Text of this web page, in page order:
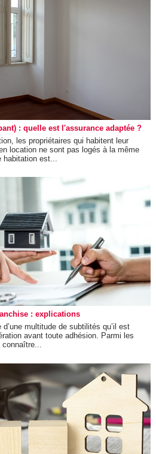
: quelle est l'assurance adaptée ?
les propriétaires qui habitent leur
location ne sont pas logés à la même
habitation est...
: explications
multitude de subtilités qu’il est
avant toute adhésion. Parmi les
connaître...